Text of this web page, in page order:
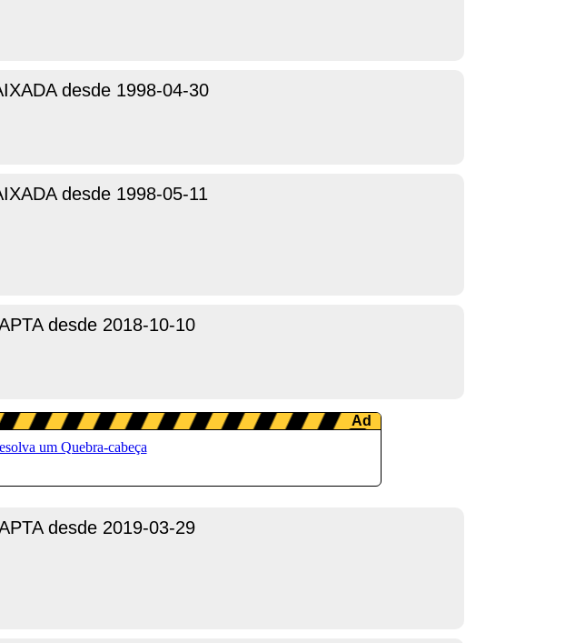
desde 1998-04-30
desde 1998-05-11
desde 2018-10-10
desde 2019-03-29